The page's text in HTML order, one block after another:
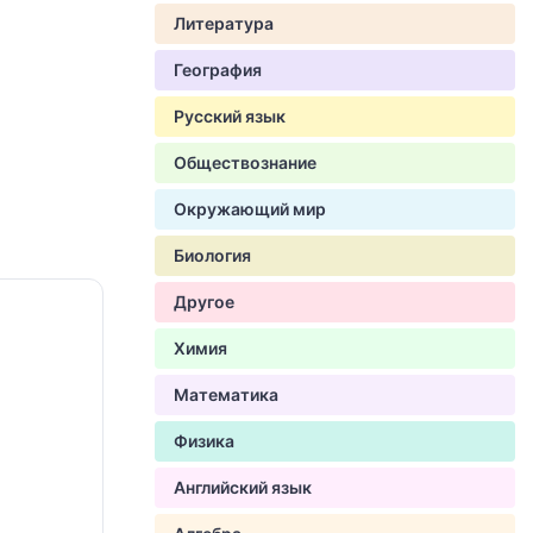
Литература
География
Русский язык
Обществознание
Окружающий мир
Биология
Другое
Химия
Математика
Физика
Английский язык